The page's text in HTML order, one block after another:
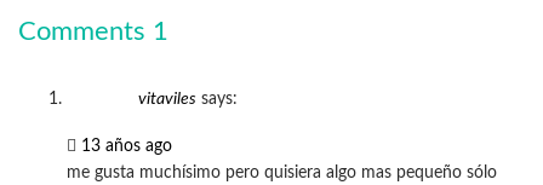
Comments 1
vitaviles says:
13 años ago
me gusta muchísimo pero quisiera algo mas pequeño sólo